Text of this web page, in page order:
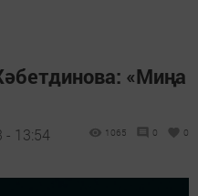
«Миңа
- 13:54 1065 0 0